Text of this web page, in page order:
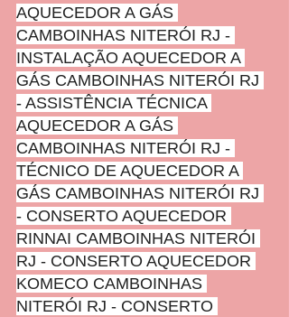
AQUECEDOR A GÁS
CAMBOINHAS NITERÓI RJ -
INSTALAÇÃO AQUECEDOR A
GÁS CAMBOINHAS NITERÓI RJ
- ASSISTÊNCIA TÉCNICA
AQUECEDOR A GÁS
CAMBOINHAS NITERÓI RJ -
TÉCNICO DE AQUECEDOR A
GÁS CAMBOINHAS NITERÓI RJ
- CONSERTO AQUECEDOR
RINNAI CAMBOINHAS NITERÓI
RJ - CONSERTO AQUECEDOR
KOMECO CAMBOINHAS
NITERÓI RJ - CONSERTO